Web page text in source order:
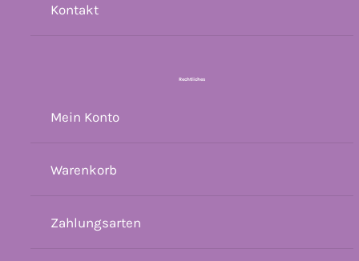
Kontakt
Rechtliches
Mein Konto
Warenkorb
Zahlungsarten